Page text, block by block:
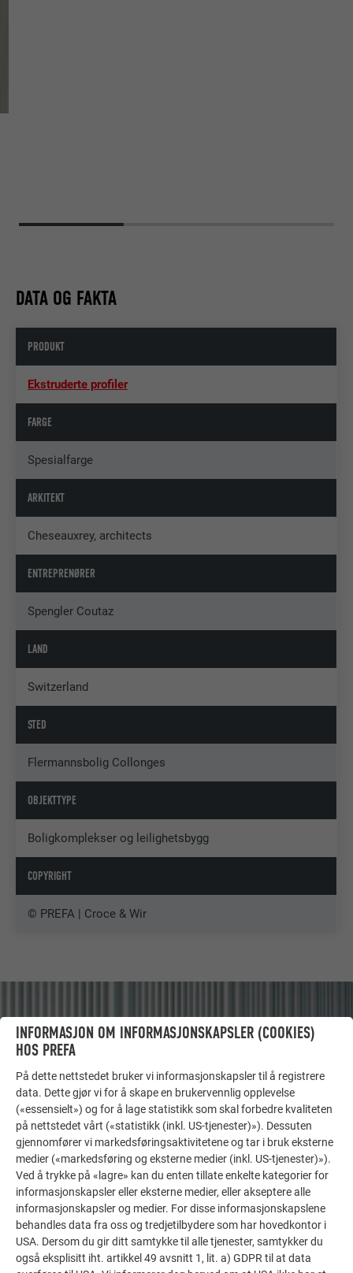
DATA OG FAKTA
PRODUKT
Ekstruderte profiler
FARGE
Spesialfarge
ARKITEKT
Cheseauxrey, architects
ENTREPRENØRER
Spengler Coutaz
LAND
Switzerland
STED
Flermannsbolig Collonges
OBJEKTTYPE
Boligkomplekser og leilighetsbygg
COPYRIGHT
© PREFA | Croce & Wir
FÅ INSPIRASJON!
FLERE OBJEKTER
PREFA referansegalleri viser hvor allsidig aluminium
kan brukes. Oppdag flere imponerende prosjekter med
INFORMASJON OM INFORMASJONSKAPSLER (COOKIES)
HOS PREFA
På dette nettstedet bruker vi informasjonskapsler til å registrere
data. Dette gjør vi for å skape en brukervennlig opplevelse
(«essensielt») og for å lage statistikk som skal forbedre kvaliteten
på nettstedet vårt («statistikk (inkl. US-tjenester)»). Dessuten
gjennomfører vi markedsføringsaktivitetene og tar i bruk eksterne
medier («markedsføring og eksterne medier (inkl. US-tjenester)»).
Ved å trykke på «lagre» kan du enten tillate enkelte kategorier for
informasjonskapsler eller eksterne medier, eller akseptere alle
informasjonskapsler og medier. For disse informasjonskapslene
behandles data fra oss og tredjetilbydere som har hovedkontor i
USA. Dersom du gir ditt samtykke til alle tjenester, samtykker du
også eksplisitt iht. artikkel 49 avsnitt 1, lit. a) GDPR til at data